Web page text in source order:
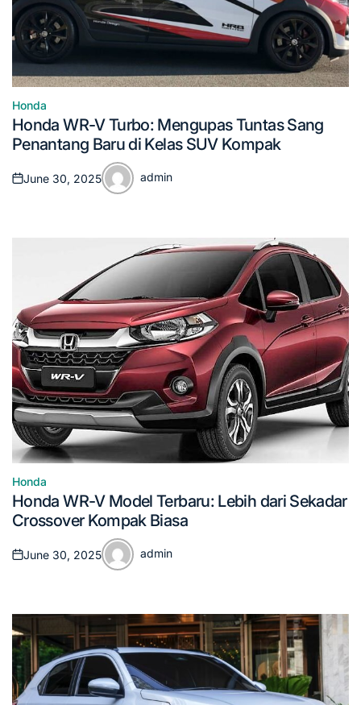
Posted
in
Honda
Honda WR-V Turbo: Mengupas Tuntas Sang
Penantang Baru di Kelas SUV Kompak
Posted
June 30, 2025
Posted
admin
Posted
in
Honda
Honda WR-V Model Terbaru: Lebih dari Sekadar
Crossover Kompak Biasa
Posted
June 30, 2025
Posted
admin